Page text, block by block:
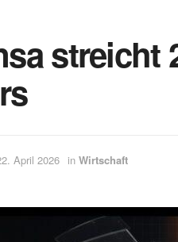
streicht
April 2026 in Wirtschaft